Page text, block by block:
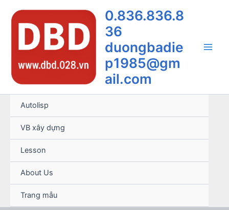
0.836.836.8
36
duongbadie
p1985@gm
ail.com
Autolisp
VB xây dựng
Lesson
About Us
Trang mẫu